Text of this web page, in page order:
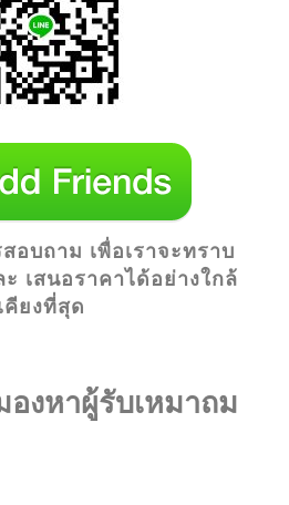
อบถาม เพื่อเราจะทราบ
เสนอราคาได้อย่างใกล้
คียงที่สุด
งหาผู้รับเหมาถม